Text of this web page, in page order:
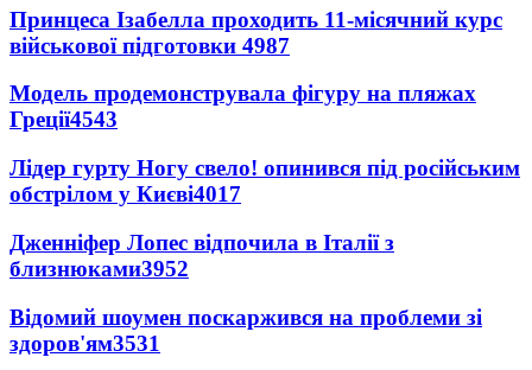
Принцеса Ізабелла проходить 11-місячний курс
військової підготовки 4987
Модель продемонструвала фігуру на пляжах
Греції4543
Лідер гурту Ногу свело! опинився під російським
обстрілом у Києві4017
Дженніфер Лопес відпочила в Італії з
близнюками3952
Відомий шоумен поскаржився на проблеми зі
здоров'ям3531